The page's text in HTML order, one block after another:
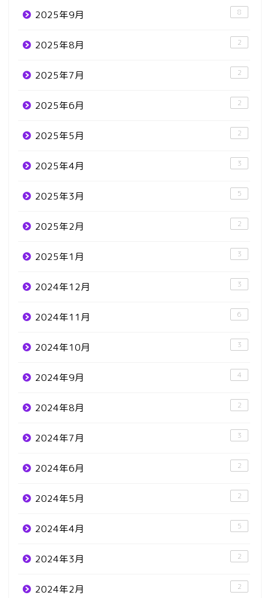
2025年9月 8
2025年8月 2
2025年7月 2
2025年6月 2
2025年5月 2
2025年4月 3
2025年3月 5
2025年2月 2
2025年1月 3
2024年12月 3
2024年11月 6
2024年10月 3
2024年9月 4
2024年8月 2
2024年7月 3
2024年6月 2
2024年5月 2
2024年4月 5
2024年3月 2
2024年2月 2